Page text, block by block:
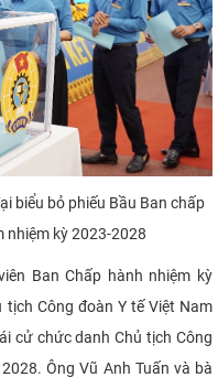
biểu bỏ phiếu Bầu Ban chấp
nhiệm kỳ 2023-2028
Ban Chấp hành nhiệm kỳ
tịch Công đoàn Y tế Việt Nam
cử chức danh Chủ tịch Công
Ông Vũ Anh Tuấn và bà